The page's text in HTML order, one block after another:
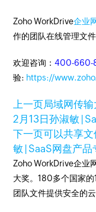
Zoho WorkDrive企业
作的团队在线管理文件
欢迎咨询：400-660-
验: https://
上一页局域网传
2月13日孙淑敏 |
下一页可以共享
敏 | SaaS网盘产品
Zoho WorkDrive企业
大奖。180多个国家
团队文件提供安全的